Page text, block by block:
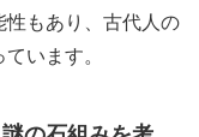
性もあり、古代人の
います。